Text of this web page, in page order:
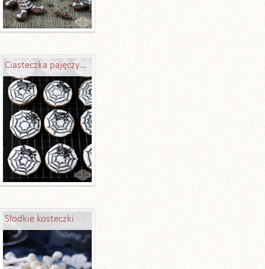
Ciasteczka pajęczyny
Słodkie kosteczki